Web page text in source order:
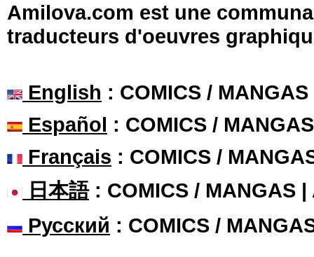
Amilova.com est une
traducteurs d'oeuvres
English : COMICS /
Español : COMICS /
Français : COMICS /
日本語: COMICS / MANGAS |
Русский : COMICS /